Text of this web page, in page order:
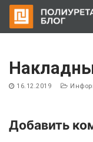
содержимому
16.12.2019
Добавить